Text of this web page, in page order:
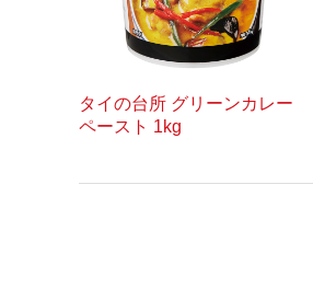
タイの台所 グリーンカレー
ペースト 1kg